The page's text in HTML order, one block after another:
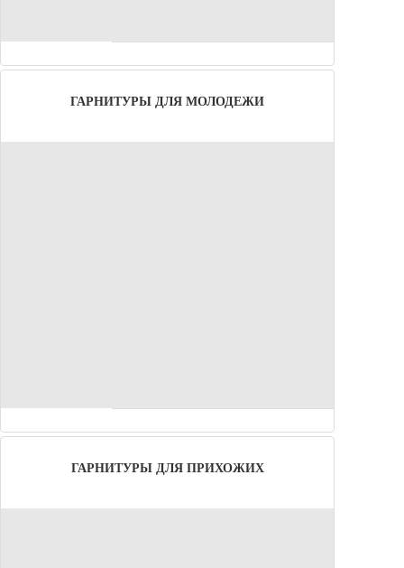
ГАРНИТУРЫ ДЛЯ МОЛОДЕЖИ
ГАРНИТУРЫ ДЛЯ ПРИХОЖИХ